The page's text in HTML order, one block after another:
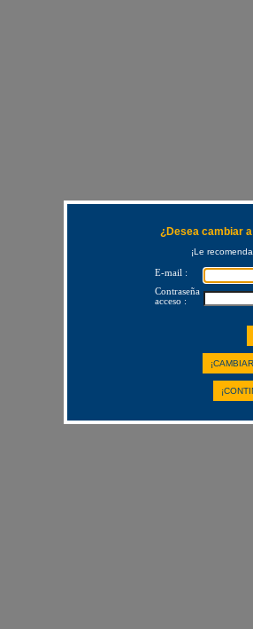
¿Desea cambiar
¡Le
E-mail :
Contraseña
acceso :